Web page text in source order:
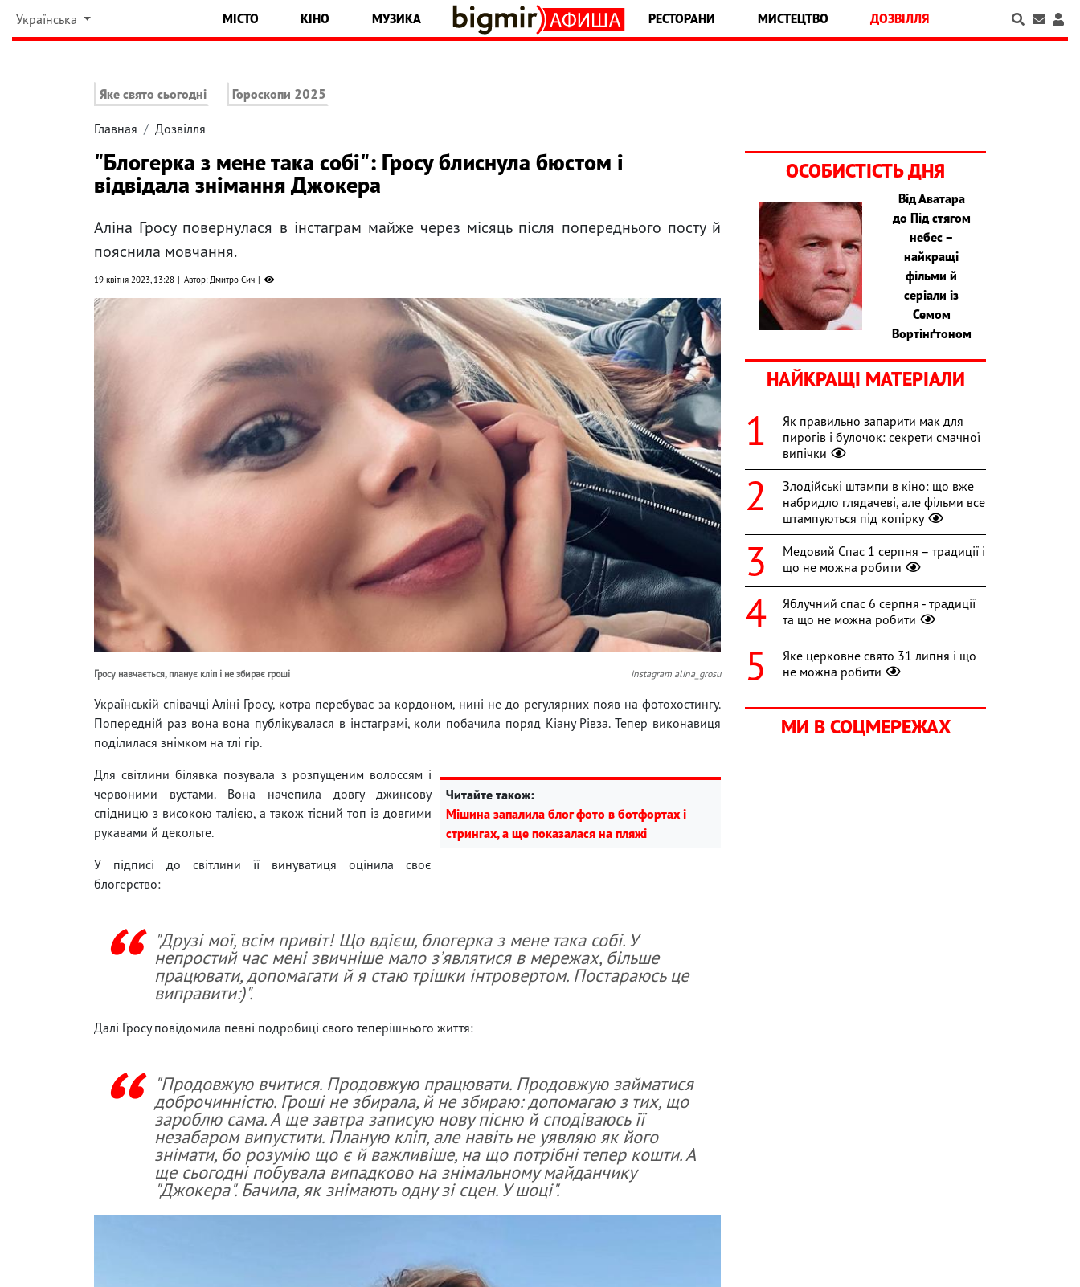
Українська МІСТО КІНО МУЗИКА РЕСТОРАНИ МИСТЕЦТВО ДОЗВІЛЛЯ
Яке свято сьогодні Гороскопи 2025
Главная Дозвілля
"Блогерка з мене така собі": Гросу блиснула бюстом і
відвідала знімання Джокера
Аліна Гросу повернулася в інстаграм майже через місяць після попереднього посту й
пояснила мовчання.
19 квітня 2023, 13:28 Автор: Дмитро Сич
Гросу навчається, планує кліп і не збирає гроші instagram alina_grosu
Українській співачці Аліні Гросу, котра перебуває за кордоном, нині не до регулярних появ на фотохостингу.
Попередній раз вона вона публікувалася в інстаграмі, коли побачила поряд Кіану Рівза. Тепер виконавиця
поділилася знімком на тлі гір.
Читайте також:
Мішина запалила блог фото в ботфортах і
стрингах, а ще показалася на пляжі
Для світлини білявка позувала з розпущеним волоссям і
червоними вустами. Вона начепила довгу джинсову
спідницю з високою талією, а також тісний топ із довгими
рукавами й декольте.
У підписі до світлини її винуватиця оцінила своє
блогерство:
"Друзі мої, всім привіт! Що вдієш, блогерка з мене така собі. У
непростий час мені звичніше мало зʼявлятися в мережах, більше
працювати, допомагати й я стаю трішки інтровертом. Постараюсь це
виправити:)".
Далі Гросу повідомила певні подробиці свого теперішнього життя:
"Продовжую вчитися. Продовжую працювати. Продовжую займатися
доброчинністю. Гроші не збирала, й не збираю: допомагаю з тих, що
зароблю сама. А ще завтра записую нову пісню й сподіваюсь її
незабаром випустити. Планую кліп, але навіть не уявляю як його
знімати, бо розумію що є й важливіше, на що потрібні тепер кошти. А
ще сьогодні побувала випадково на знімальному майданчику
"Джокера". Бачила, як знімають одну зі сцен. У шоці".
ОСОБИСТІСТЬ ДНЯ
Від Аватара
до Під стягом
небес –
найкращі
фільми й
серіали із
Семом
Вортінґтоном
НАЙКРАЩІ МАТЕРІАЛИ
Як правильно запарити мак для
пирогів і булочок: секрети смачної
випічки
Злодійські штампи в кіно: що вже
набридло глядачеві, але фільми все
штампуються під копірку
Медовий Спас 1 серпня – традиції і
що не можна робити
Яблучний спас 6 серпня - традиції
та що не можна робити
Яке церковне свято 31 липня і що
не можна робити
МИ В СОЦМЕРЕЖАХ